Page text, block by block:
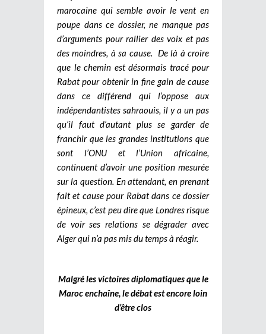
marocaine qui semble avoir le vent en
poupe dans ce dossier, ne manque pas
d’arguments pour rallier des voix et pas
des moindres, à sa cause. De là à croire
que le chemin est désormais tracé pour
Rabat pour obtenir in fine gain de cause
dans ce différend qui l’oppose aux
indépendantistes sahraouis, il y a un pas
qu’il faut d’autant plus se garder de
franchir que les grandes institutions que
sont l’ONU et l’Union africaine,
continuent d’avoir une position mesurée
sur la question. En attendant, en prenant
fait et cause pour Rabat dans ce dossier
épineux, c’est peu dire que Londres risque
de voir ses relations se dégrader avec
Alger qui n’a pas mis du temps à réagir.
Malgré les victoires diplomatiques que le
Maroc enchaîne, le débat est encore loin
d’être clos